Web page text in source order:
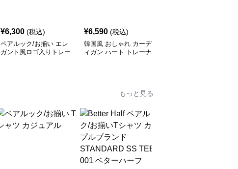
¥6,300 (税込)
ペアルック/お揃い エレ
ガント風ロゴ入りトレー
¥6,590 (税込)
韓国風 おしゃれ カーデ
ィガン ハート トレーナ
もっと見る